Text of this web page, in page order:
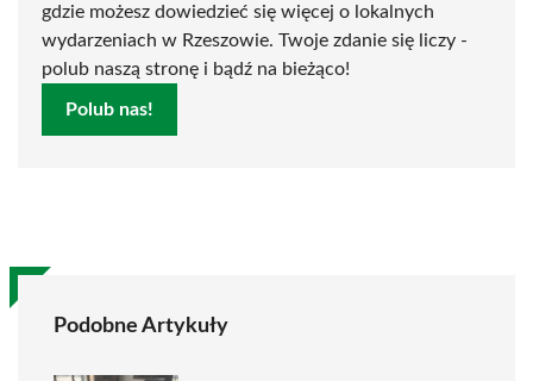
gdzie możesz dowiedzieć się więcej o lokalnych
wydarzeniach w Rzeszowie. Twoje zdanie się liczy -
polub naszą stronę i bądź na bieżąco!
Polub nas!
Podobne Artykuły